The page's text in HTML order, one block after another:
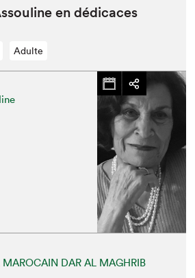
en dédicaces
Adulte
MAROCAIN DAR AL MAGHRIB